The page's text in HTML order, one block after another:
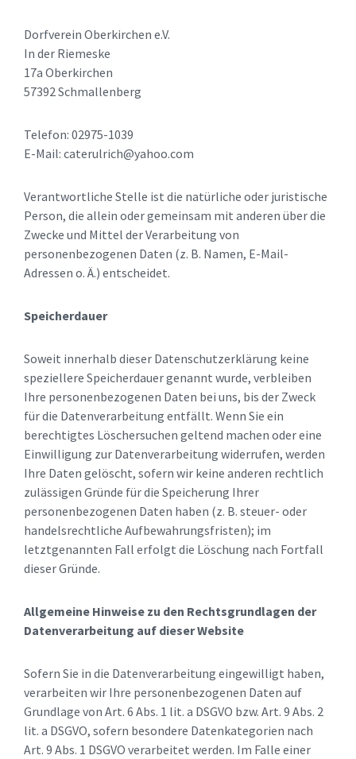
Dorfverein Oberkirchen e.V.
In der Riemeske
17a Oberkirchen
57392 Schmallenberg
Telefon: 02975-1039
E-Mail: caterulrich@yahoo.com
Verantwortliche Stelle ist die natürliche oder juristische
Person, die allein oder gemeinsam mit anderen über die
Zwecke und Mittel der Verarbeitung von
personenbezogenen Daten (z. B. Namen, E-Mail-
Adressen o. Ä.) entscheidet.
Speicherdauer
Soweit innerhalb dieser Datenschutzerklärung keine
speziellere Speicherdauer genannt wurde, verbleiben
Ihre personenbezogenen Daten bei uns, bis der Zweck
für die Datenverarbeitung entfällt. Wenn Sie ein
berechtigtes Löschersuchen geltend machen oder eine
Einwilligung zur Datenverarbeitung widerrufen, werden
Ihre Daten gelöscht, sofern wir keine anderen rechtlich
zulässigen Gründe für die Speicherung Ihrer
personenbezogenen Daten haben (z. B. steuer- oder
handelsrechtliche Aufbewahrungsfristen); im
letztgenannten Fall erfolgt die Löschung nach Fortfall
dieser Gründe.
Allgemeine Hinweise zu den Rechtsgrundlagen der
Datenverarbeitung auf dieser Website
Sofern Sie in die Datenverarbeitung eingewilligt haben,
verarbeiten wir Ihre personenbezogenen Daten auf
Grundlage von Art. 6 Abs. 1 lit. a DSGVO bzw. Art. 9 Abs. 2
lit. a DSGVO, sofern besondere Datenkategorien nach
Art. 9 Abs. 1 DSGVO verarbeitet werden. Im Falle einer